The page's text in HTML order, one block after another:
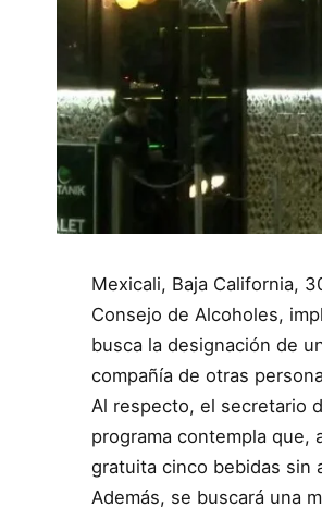
Mexicali, Baja California,
Consejo de Alcoholes,
busca la designación de
compañía de otras
Al respecto, el secretario
programa contempla que,
gratuita cinco bebidas sin
Además, se buscará una